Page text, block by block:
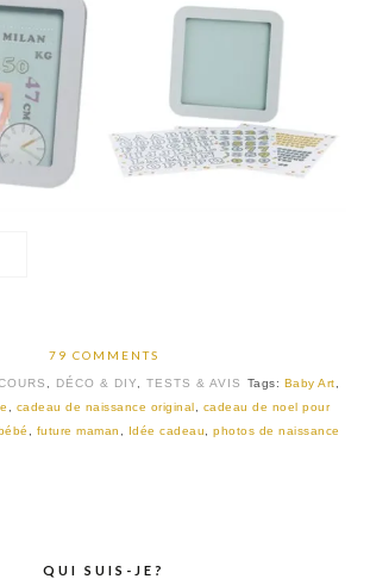
79 COMMENTS
DÉCO & DIY TESTS & AVIS Tags: Baby Art
cadeau de naissance original
cadeau de noel pour
future maman Idée cadeau photos de naissance
QUI SUIS-JE?